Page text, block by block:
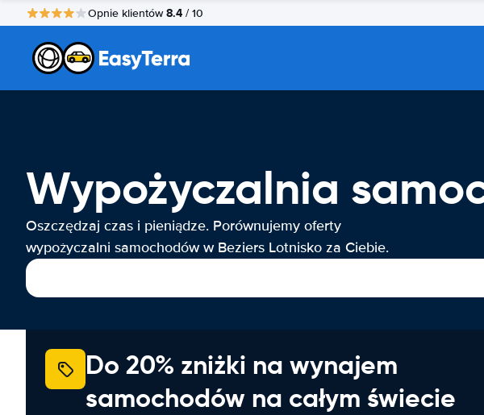
Opnie klientów8.4 / 10
Wypożyczalnia
Oszczędzaj czas i pieniądze. Porównujemy oferty
wypożyczalni samochodów w Beziers Lotnisko za Ciebie.
Do 20% zniżki na wynajem
samochodów na całym świecie